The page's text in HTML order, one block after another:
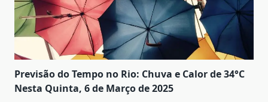
Previsão do Tempo no Rio: Chuva e Calor de 34°C
Nesta Quinta, 6 de Março de 2025